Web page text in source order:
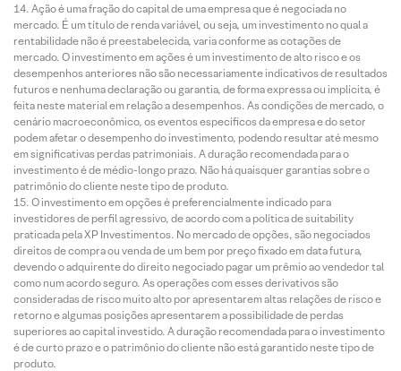
Ação é uma fração do capital de uma empresa que é negociada no
mercado. É um título de renda variável, ou seja, um investimento no qual a
rentabilidade não é preestabelecida, varia conforme as cotações de
mercado. O investimento em ações é um investimento de alto risco e os
desempenhos anteriores não são necessariamente indicativos de resultados
futuros e nenhuma declaração ou garantia, de forma expressa ou implícita, é
feita neste material em relação a desempenhos. As condições de mercado, o
cenário macroeconômico, os eventos específicos da empresa e do setor
podem afetar o desempenho do investimento, podendo resultar até mesmo
em significativas perdas patrimoniais. A duração recomendada para o
investimento é de médio-longo prazo. Não há quaisquer garantias sobre o
patrimônio do cliente neste tipo de produto.
O investimento em opções é preferencialmente indicado para
investidores de perfil agressivo, de acordo com a política de suitability
praticada pela XP Investimentos. No mercado de opções, são negociados
direitos de compra ou venda de um bem por preço fixado em data futura,
devendo o adquirente do direito negociado pagar um prêmio ao vendedor tal
como num acordo seguro. As operações com esses derivativos são
consideradas de risco muito alto por apresentarem altas relações de risco e
retorno e algumas posições apresentarem a possibilidade de perdas
superiores ao capital investido. A duração recomendada para o investimento
é de curto prazo e o patrimônio do cliente não está garantido neste tipo de
produto.